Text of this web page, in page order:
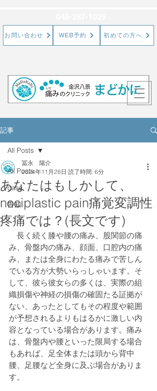
初めての方へ
WEB予約
お問い合わせ
記事
All Posts
case
告知
All Posts
あなたはもしかして、
nociplastic pain痛覚変調性
疼痛では？(長文です)
冨永 陽介
2024年11月28日 読了時間: 6分
長く続く膝や腰の痛み、股関節の痛
み、骨盤内の痛み、顔面、口腔内の痛
み、または全身にわたる痛みで苦しん
でいる方が大勢いらっしゃいます。そ
して、彼ら彼女らの多くは、実際の組
織損傷や神経の損傷の確固たる証拠が
ない、あったとしてもその程度や範囲
が予想されるよりもはるかに激しい内
容となっている場合があります。痛み
は、骨盤内や腰といった限局する場合
もあれば、足全体または頭から背中
腰、足腰など全身に及ぶ場合がありま
す。